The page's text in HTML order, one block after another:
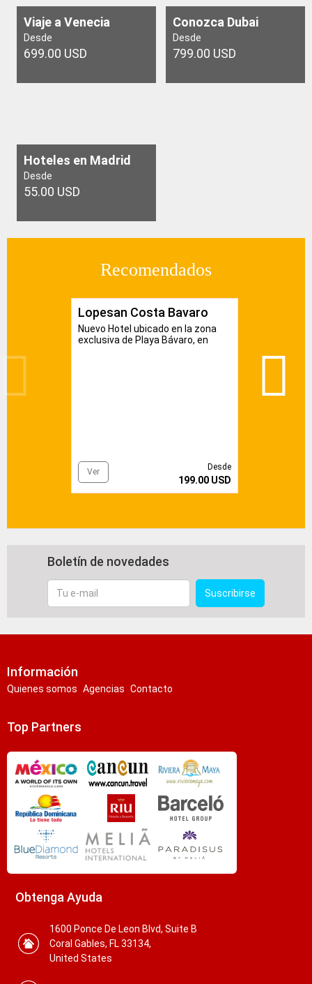
Viaje a Venecia
Desde
699.00 USD
Conozca Dubai
Desde
799.00 USD
Hoteles en Madrid
Desde
55.00 USD
Recomendados
Lopesan Costa Bavaro
Nuevo Hotel ubicado en la zona
exclusiva de Playa Bávaro, en
Ver Desde
199.00 USD
Boletín de novedades
Suscribirse
Información
Quienes somos Agencias Contacto
Top Partners
Obtenga Ayuda
1600 Ponce De Leon Blvd, Suite B
Coral Gables, FL 33134,
United States